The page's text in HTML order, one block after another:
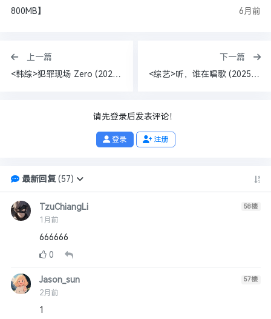
800MB】
6月前
上一篇
<韩综>犯罪现场 Zero (2025)[附前4季][韩国 悬疑 犯罪 真人秀][张镇 朴智允 张东民 金志勋 安宥真]
下一篇
<综艺>听，谁在唱歌 (2025) [中国大陆] [音乐 / 真人秀][于适 胡海泉 莫西子诗 韩庚 戴佩妮 马頔 刘凤瑶]
请先登录后发表评论！
登录 注册
最新回复 ( 57)
TzuChiangLi
1月前
58楼
666666
0
Jason_sun
2月前
57楼
1